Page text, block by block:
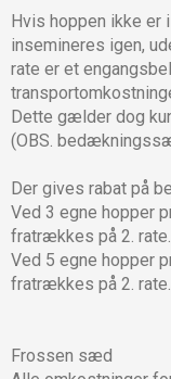
Hvis hoppen ikke er
insemineres igen,
rate er et
Dette gælder dog
(OBS.
Der gives rabat på
Ved 3 egne hopper
fratrækkes på 2. rate.
Ved 5 egne hopper
fratrækkes på 2. rate.
Frossen sæd